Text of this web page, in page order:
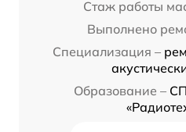
Стаж работы
Выполнено
Специализация –
Образование –